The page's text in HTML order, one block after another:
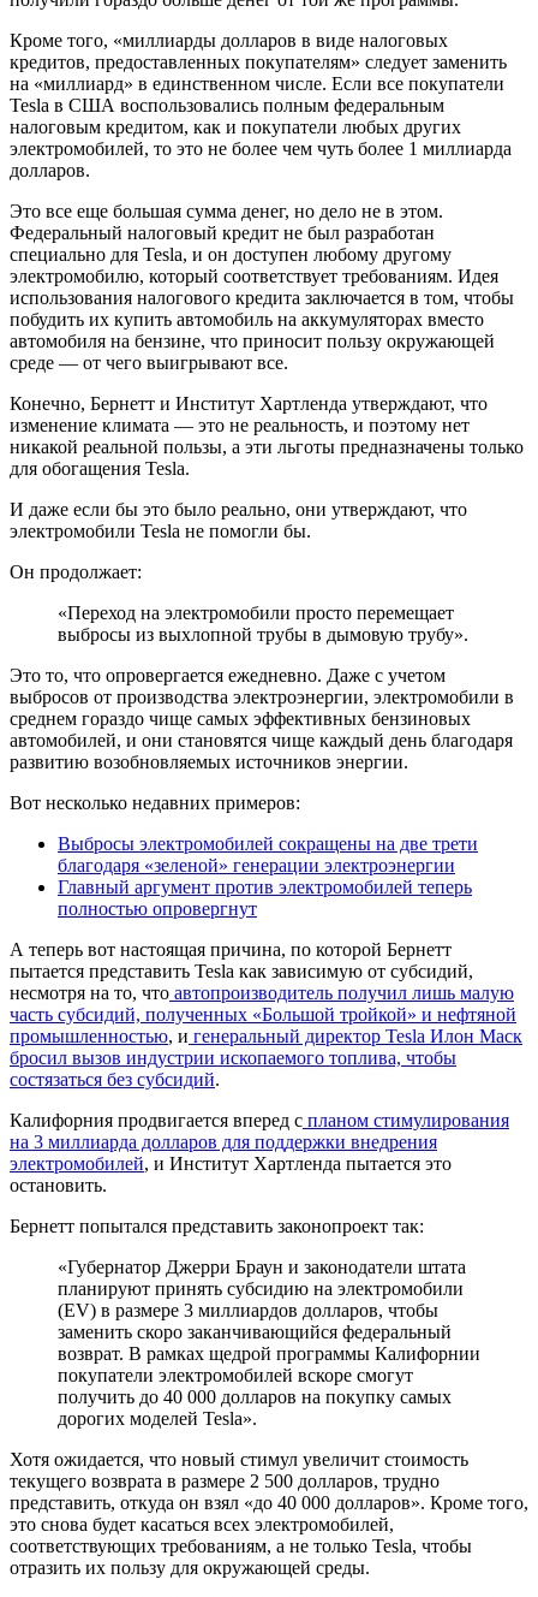
Кроме того, «миллиарды долларов в виде налоговых
кредитов, предоставленных покупателям» следует заменить
на «миллиард» в единственном числе. Если все покупатели
Tesla в США воспользовались полным федеральным
налоговым кредитом, как и покупатели любых других
электромобилей, то это не более чем чуть более 1 миллиарда
долларов.
Это все еще большая сумма денег, но дело не в этом.
Федеральный налоговый кредит не был разработан
специально для Tesla, и он доступен любому другому
электромобилю, который соответствует требованиям. Идея
использования налогового кредита заключается в том, чтобы
побудить их купить автомобиль на аккумуляторах вместо
автомобиля на бензине, что приносит пользу окружающей
среде — от чего выигрывают все.
Конечно, Бернетт и Институт Хартленда утверждают, что
изменение климата — это не реальность, и поэтому нет
никакой реальной пользы, а эти льготы предназначены только
для обогащения Tesla.
И даже если бы это было реально, они утверждают, что
электромобили Tesla не помогли бы.
Он продолжает:
«Переход на электромобили просто перемещает
выбросы из выхлопной трубы в дымовую трубу».
Это то, что опровергается ежедневно. Даже с учетом
выбросов от производства электроэнергии, электромобили в
среднем гораздо чище самых эффективных бензиновых
автомобилей, и они становятся чище каждый день благодаря
развитию возобновляемых источников энергии.
Вот несколько недавних примеров:
Выбросы электромобилей сокращены на две трети
благодаря «зеленой» генерации электроэнергии
Главный аргумент против электромобилей теперь
полностью опровергнут
А теперь вот настоящая причина, по которой Бернетт
пытается представить Tesla как зависимую от субсидий,
несмотря на то, что автопроизводитель получил лишь малую
часть субсидий, полученных «Большой тройкой» и нефтяной
промышленностью, и генеральный директор Tesla Илон Маск
бросил вызов индустрии ископаемого топлива, чтобы
состязаться без субсидий.
Калифорния продвигается вперед с планом стимулирования
на 3 миллиарда долларов для поддержки внедрения
электромобилей, и Институт Хартленда пытается это
остановить.
Бернетт попытался представить законопроект так:
«Губернатор Джерри Браун и законодатели штата
планируют принять субсидию на электромобили
(EV) в размере 3 миллиардов долларов, чтобы
заменить скоро заканчивающийся федеральный
возврат. В рамках щедрой программы Калифорнии
покупатели электромобилей вскоре смогут
получить до 40 000 долларов на покупку самых
дорогих моделей Tesla».
Хотя ожидается, что новый стимул увеличит стоимость
текущего возврата в размере 2 500 долларов, трудно
представить, откуда он взял «до 40 000 долларов». Кроме того,
это снова будет касаться всех электромобилей,
соответствующих требованиям, а не только Tesla, чтобы
отразить их пользу для окружающей среды.